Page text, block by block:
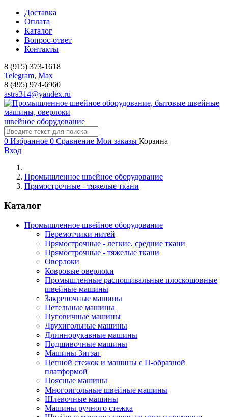
Доставка
Оплата
Каталог
Вопрос-ответ
Контакты
8 (915) 373-1618
Telegram, Мах
8 (495) 974-6960
astra314@yandex.ru
швейное оборудование
0 Избранное 0 Сравнение Мои заказы Корзина
Вход
Промышленное швейное оборудование
Прямострочные - тяжелые ткани
Каталог
Промышленное швейное оборудование
Перемотчики нитей
Прямострочные - легкие, средние ткани
Прямострочные - тяжелые ткани
Оверлоки
Ковровые оверлоки
Промышленные распошивальные плоскошовные
швейные машины
Закрепочные машины
Петельные машины
Пуговичные машины
Двухигольные машины
Длиннорукавные машины
Подшивочные машины
Машины Зигзаг
Цепной стежок и машины с П-образной
платформой
Поясные машины
Многоигольные швейные машины
Шлевочные машины
Машины ручного стежка